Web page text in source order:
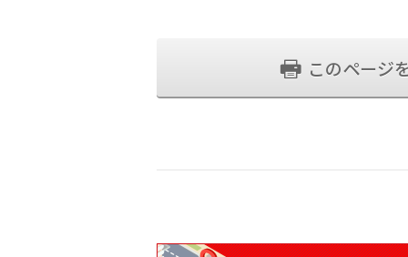
このページ